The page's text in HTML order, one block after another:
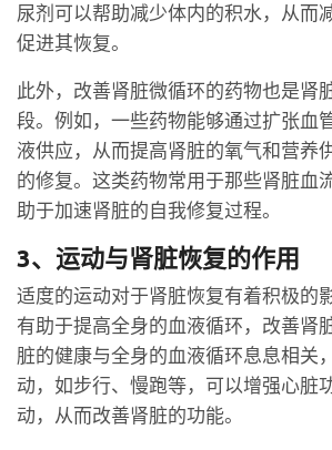
尿剂可以帮助减少体内的积水，从而
促进其恢复。
此外，改善肾脏微循环的药物也是肾
段。例如，一些药物能够通过扩张血
液供应，从而提高肾脏的氧气和营养
的修复。这类药物常用于那些肾脏血
助于加速肾脏的自我修复过程。
3、运动与肾脏恢复的作用
适度的运动对于肾脏恢复有着积极的
有助于提高全身的血液循环，改善肾
脏的健康与全身的血液循环息息相关
动，如步行、慢跑等，可以增强心脏
动，从而改善肾脏的功能。